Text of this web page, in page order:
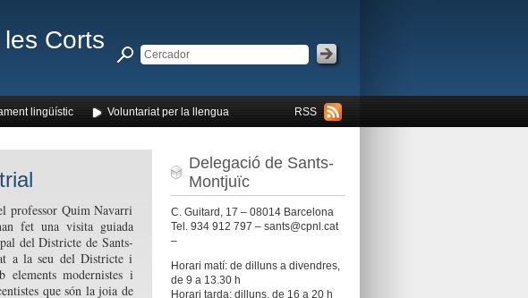
Corts
RSS
lingüístic Voluntariat per la llengua
professor Quim Navarri
fet una visita guiada
del Districte de Sants-
a la seu del Districte i
elements modernistes i
que són la joia de
Delegació de Sants-
Montjuïc
C. Guitard, 17 – 08014 Barcelona
Tel. 934 912 797 – sants@cpnl.cat
–
Horari matí: de dilluns a divendres,
de 9 a 13.30 h
Horari tarda: dilluns, de 16 a 20 h